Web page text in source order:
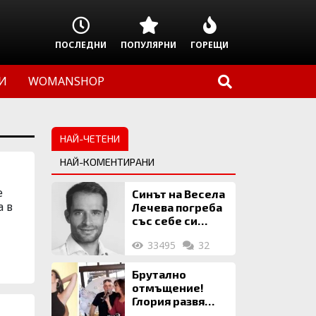
ПОСЛЕДНИ ПОПУЛЯРНИ ГОРЕЩИ
WOMANSHOP
в
НАЙ-ЧЕТЕНИ
НАЙ-КОМЕНТИРАНИ
Синът на Весела
Лечева погреба
със себе си
млн. евро
33495 32
Брутално
отмъщение!
Глория развя